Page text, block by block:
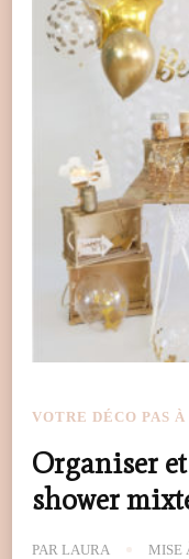
VOTRE DÉCO PAS À
Organiser
shower
PAR LAURA MISE